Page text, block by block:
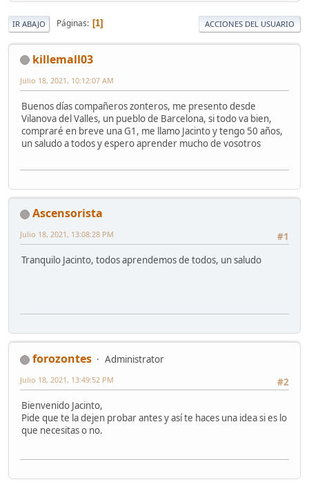
IR ABAJO Páginas 1 ACCIONES DEL USUARIO
killemall03
Julio 18, 2021, 10:12:07 AM
Buenos días compañeros zonteros, me presento desde
Vilanova del Valles, un pueblo de Barcelona, si todo va bien,
compraré en breve una G1, me llamo Jacinto y tengo 50 años,
un saludo a todos y espero aprender mucho de vosotros
Ascensorista
#1
Julio 18, 2021, 13:08:28 PM
Tranquilo Jacinto, todos aprendemos de todos, un saludo
forozontes
Administrator
#2
Julio 18, 2021, 13:49:52 PM
Bienvenido Jacinto,
Pide que te la dejen probar antes y así te haces una idea si es lo
que necesitas o no.